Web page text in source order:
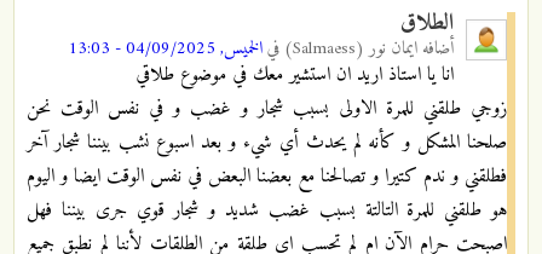
الطلاق
أضافه ايمان نور (Salmaess) فيالخميس, 04/09/2025 - 13:03
انا يا استاذ اريد ان استشير معك في موضوع طلاقي
زوجي طلقني للمرة الاولى بسبب شجار و غضب و في نفس الوقت نحن
صلحنا المشكل و كأنه لم يحدث أي شيء و بعد اسبوع نشب بيننا شجار آخر
فطلقني و ندم كتيرا و تصالحنا مع بعضنا البعض في نفس الوقت ايضا و اليوم
هو طلقني للمرة التالتة بسبب غضب شديد و شجار قوي جرى بيننا فهل
اصبحت حرام الآن ام لم تحسب اي طلقة من الطلقات لأننا لم نطبق جميع